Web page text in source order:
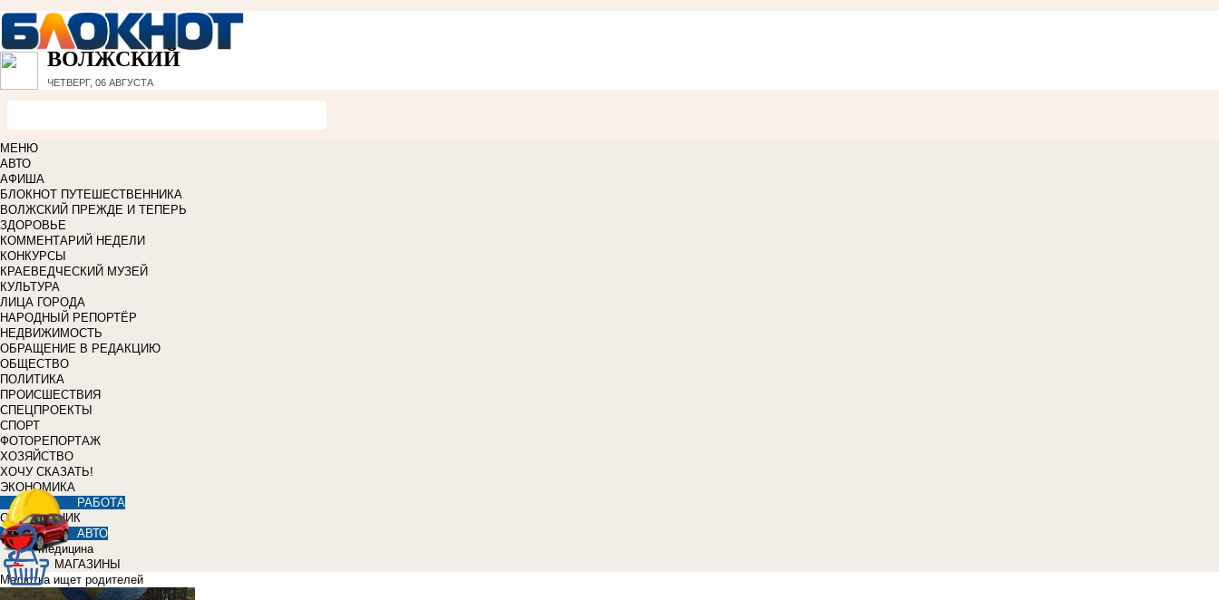
ВОЛЖСКИЙ
ЧЕТВЕРГ, 06 АВГУСТА
МЕНЮ
АВТО
АФИША
БЛОКНОТ ПУТЕШЕСТВЕННИКА
ВОЛЖСКИЙ ПРЕЖДЕ И ТЕПЕРЬ
ЗДОРОВЬЕ
КОММЕНТАРИЙ НЕДЕЛИ
КОНКУРСЫ
КРАЕВЕДЧЕСКИЙ МУЗЕЙ
КУЛЬТУРА
ЛИЦА ГОРОДА
НАРОДНЫЙ РЕПОРТЁР
НЕДВИЖИМОСТЬ
ОБРАЩЕНИЕ В РЕДАКЦИЮ
ОБЩЕСТВО
ПОЛИТИКА
ПРОИСШЕСТВИЯ
СПЕЦПРОЕКТЫ
СПОРТ
ФОТОРЕПОРТАЖ
ХОЗЯЙСТВО
ХОЧУ СКАЗАТЬ!
ЭКОНОМИКА
РАБОТА
СПРАВОЧНИК
АВТО
Медицина
МАГАЗИНЫ
Малютка ищет родителей